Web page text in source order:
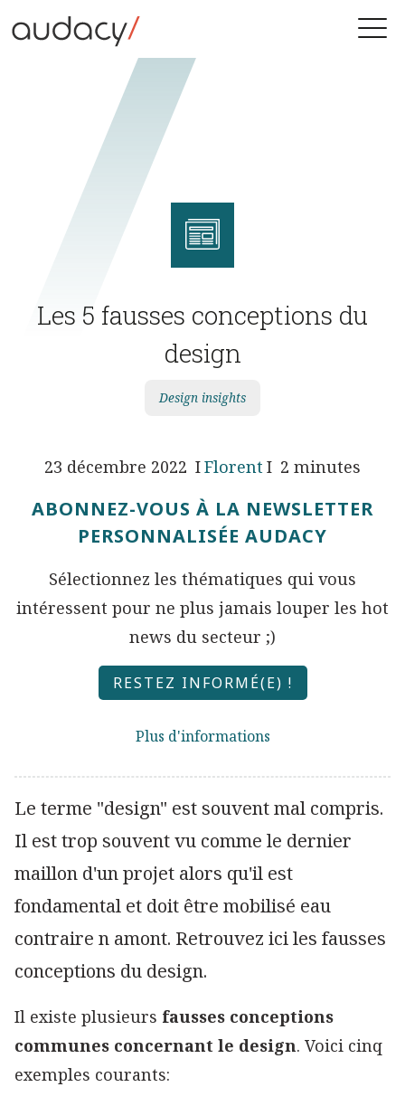
to
content
Toggle
Les 5 fausses conceptions du
design
Design insights
23 décembre 2022 Florent 2 minutes
ABONNEZ-VOUS À LA NEWSLETTER
PERSONNALISÉE AUDACY
Sélectionnez les thématiques qui vous
intéressent pour ne plus jamais louper les hot
news du secteur ;)
RESTEZ INFORMÉ(E) !
Plus d'informations
Le terme "design" est souvent mal compris.
Il est trop souvent vu comme le dernier
maillon d'un projet alors qu'il est
fondamental et doit être mobilisé eau
contraire n amont. Retrouvez ici les fausses
conceptions du design.
Il existe plusieurs fausses conceptions
communes concernant le design. Voici cinq
exemples courants: